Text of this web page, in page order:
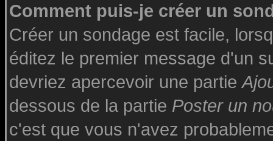
Comment puis-je créer un
Créer un sondage est facile,
éditez le premier message d'un
devriez apercevoir une partie
dessous de la partie Poster un
c'est que vous n'avez